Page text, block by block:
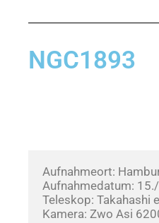
NGC1893
Aufnahmeort:
Aufnahmedatum:
Teleskop: Takahashi
Kamera: Zwo Asi